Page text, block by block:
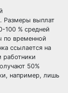
Размеры выплат
100 % средней
по временной
ссылается на
работники
50%
например, лишь